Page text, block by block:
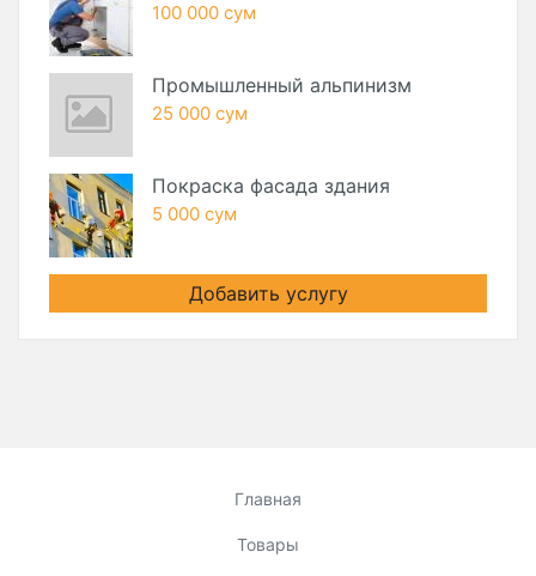
100 000 сум
Промышленный альпинизм
25 000 сум
Покраска фасада здания
5 000 сум
Добавить услугу
Главная
Товары